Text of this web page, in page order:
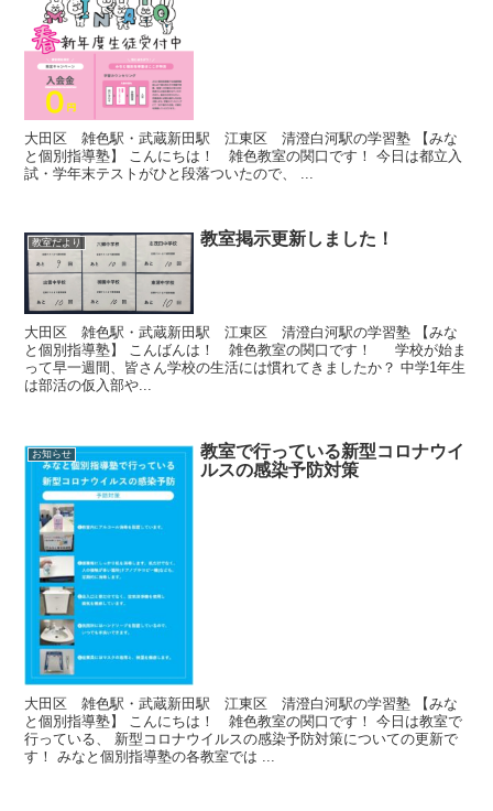
大田区 雑色駅・武蔵新田駅 江東区 清澄白河駅の学習塾 【みな
と個別指導塾】 こんにちは！ 雑色教室の関口です！ 今日は都立入
試・学年末テストがひと段落ついたので、 ...
教室だより 教室掲示更新しました！
大田区 雑色駅・武蔵新田駅 江東区 清澄白河駅の学習塾 【みな
と個別指導塾】 こんばんは！ 雑色教室の関口です！ 学校が始ま
って早一週間、皆さん学校の生活には慣れてきましたか？ 中学1年生
は部活の仮入部や...
お知らせ
教室で行っている新型コロナウイ
ルスの感染予防対策
大田区 雑色駅・武蔵新田駅 江東区 清澄白河駅の学習塾 【みな
と個別指導塾】 こんにちは！ 雑色教室の関口です！ 今日は教室で
行っている、 新型コロナウイルスの感染予防対策についての更新で
す！ みなと個別指導塾の各教室では ...